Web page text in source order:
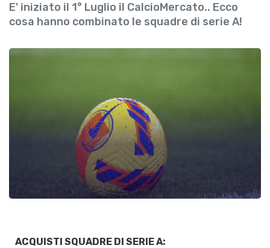
E' iniziato il 1° Luglio il CalcioMercato.. Ecco
cosa hanno combinato le squadre di serie A!
ACQUISTI SQUADRE DI SERIE A: